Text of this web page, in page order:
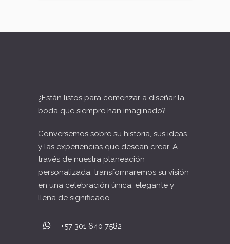
¿Están listos para comenzar a diseñar la
boda que siempre han imaginado?
Conversemos sobre su historia, sus ideas
y las experiencias que desean crear. A
través de nuestra planeación
personalizada, transformaremos su visión
en una celebración única, elegante y
llena de significado.
+57 301 640 7582